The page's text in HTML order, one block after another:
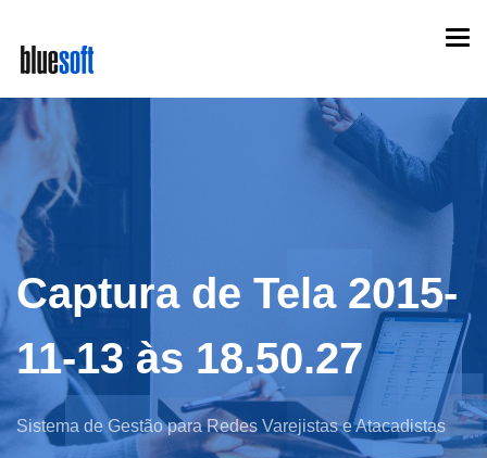
main
content
Captura de Tela 2015-
11-13 às 18.50.27
Sistema de Gestão para Redes Varejistas e Atacadistas